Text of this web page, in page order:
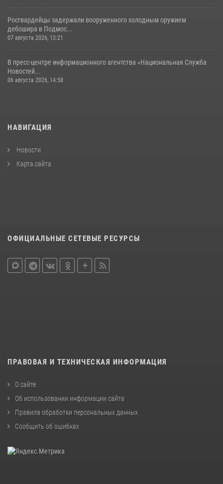
Росгвардейцы задержали вооруженного холодным оружием
дебошира в Подмос...
07 августа 2026, 13:21
В пресс-центре информационного агентства «Национальная Служба
Новостей...
06 августа 2026, 14:58
НАВИГАЦИЯ
Новости
Карта сайта
ОФИЦИАЛЬНЫЕ СЕТЕВЫЕ РЕСУРСЫ
ПРАВОВАЯ И ТЕХНИЧЕСКАЯ ИНФОРМАЦИЯ
О сайте
Об использовании информации сайта
Правила обработки персональных данных
Сообщить об ошибках